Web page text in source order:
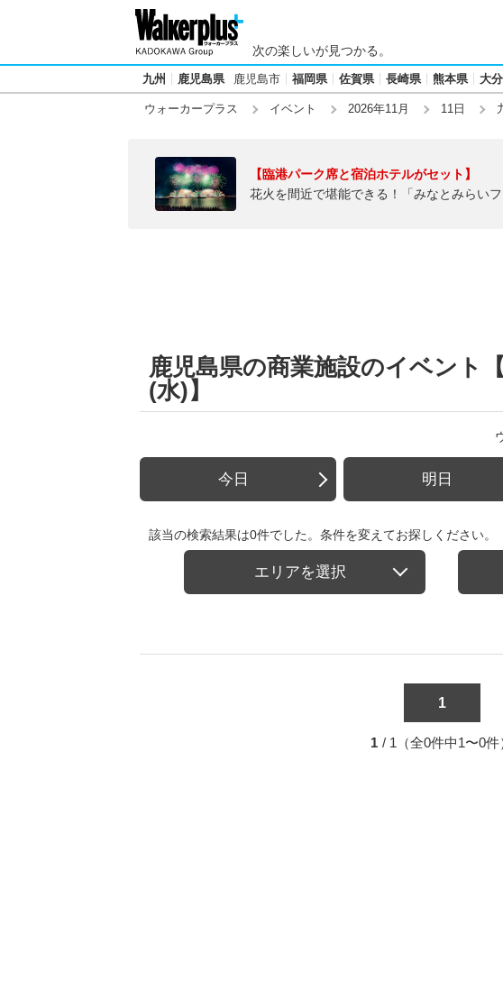
次の楽しいが見つかる。
九州 鹿児島県 鹿児島市 福岡県 佐賀県 長崎県 熊本県 大
ウォーカープラス イベント 2026年11月 11日
【臨港パーク席と宿泊ホテルがセット】
花火を間近で堪能できる！「みなとみらい
鹿児島県の商業施設のイベント
(水)】
今日 明日
該当の検索結果は0件でした。条件を変えてお探しください。
エリアを選択
1
1 / 1（全0件中1〜0件